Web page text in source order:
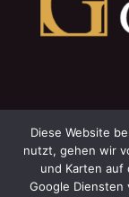
© 2002
~
Diese Website
nutzt, gehen wir
und Karten auf
Google Diensten